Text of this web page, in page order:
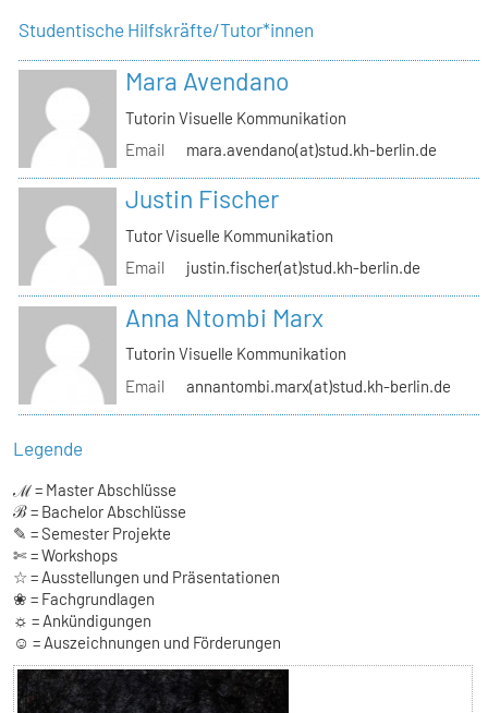
Studentische Hilfskräfte/Tutor*innen
Mara Avendano
Tutorin Visuelle Kommunikation
Email
mara.avendano(at)stud.kh-berlin.de
Justin Fischer
Tutor Visuelle Kommunikation
Email
justin.fischer(at)stud.kh-berlin.de
Anna Ntombi Marx
Tutorin Visuelle Kommunikation
Email
annantombi.marx(at)stud.kh-berlin.de
Legende
ℳ = Master Abschlüsse
ℬ = Bachelor Abschlüsse
✎ = Semester Projekte
✄ = Workshops
☆ = Ausstellungen und Präsentationen
❀ = Fachgrundlagen
☼ = Ankündigungen
☺ = Auszeichnungen und Förderungen